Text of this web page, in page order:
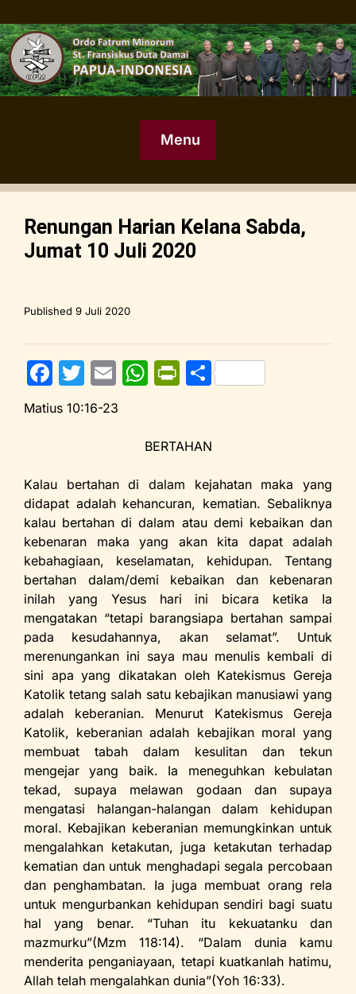
Menu
Renungan Harian Kelana Sabda,
Jumat 10 Juli 2020
Published 9 Juli 2020
F
a
c
b
o
o
k
T
w
itt
E
m
ai
W
s
A
p
p
Pr
ri
e
n
dl
y
S
Matius 10:16-23
BERTAHAN
Kalau bertahan di dalam kejahatan maka yang
didapat adalah kehancuran, kematian. Sebaliknya
kalau bertahan di dalam atau demi kebaikan dan
kebenaran maka yang akan kita dapat adalah
kebahagiaan, keselamatan, kehidupan. Tentang
bertahan dalam/demi kebaikan dan kebenaran
inilah yang Yesus hari ini bicara ketika Ia
mengatakan “tetapi barangsiapa bertahan sampai
pada kesudahannya, akan selamat”. Untuk
merenungankan ini saya mau menulis kembali di
sini apa yang dikatakan oleh Katekismus Gereja
Katolik tetang salah satu kebajikan manusiawi yang
adalah keberanian. Menurut Katekismus Gereja
Katolik, keberanian adalah kebajikan moral yang
membuat tabah dalam kesulitan dan tekun
mengejar yang baik. Ia meneguhkan kebulatan
tekad, supaya melawan godaan dan supaya
mengatasi halangan-halangan dalam kehidupan
moral. Kebajikan keberanian memungkinkan untuk
mengalahkan ketakutan, juga ketakutan terhadap
kematian dan untuk menghadapi segala percobaan
dan penghambatan. Ia juga membuat orang rela
untuk mengurbankan kehidupan sendiri bagi suatu
hal yang benar. “Tuhan itu kekuatanku dan
mazmurku”(Mzm 118:14). “Dalam dunia kamu
menderita penganiayaan, tetapi kuatkanlah hatimu,
Allah telah mengalahkan dunia”(Yoh 16:33).